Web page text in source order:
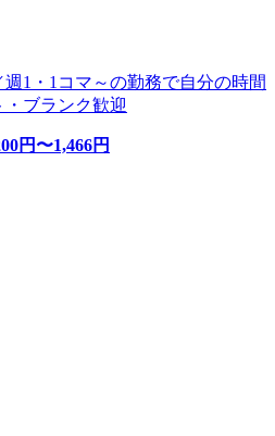
1・1コマ～の勤務で自分の時間
ブランク歓迎
円〜1,466円